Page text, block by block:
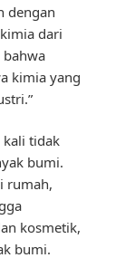
dengan
dari
bahwa
kimia yang
kali tidak
bumi.
rumah,
kosmetik,
bumi.